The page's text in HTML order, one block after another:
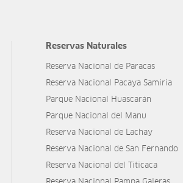
Reservas Naturales
Reserva Nacional de Paracas
Reserva Nacional Pacaya Samiria
Parque Nacional Huascarán
Parque Nacional del Manu
Reserva Nacional de Lachay
Reserva Nacional de San Fernando
Reserva Nacional del Titicaca